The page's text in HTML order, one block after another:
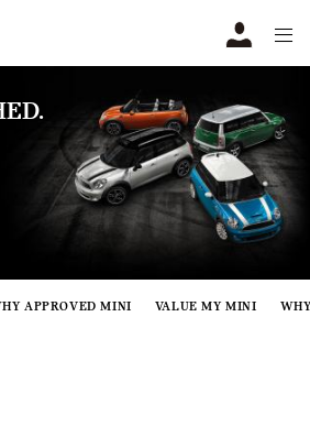
APPROVED MINI VALUE MY MINI